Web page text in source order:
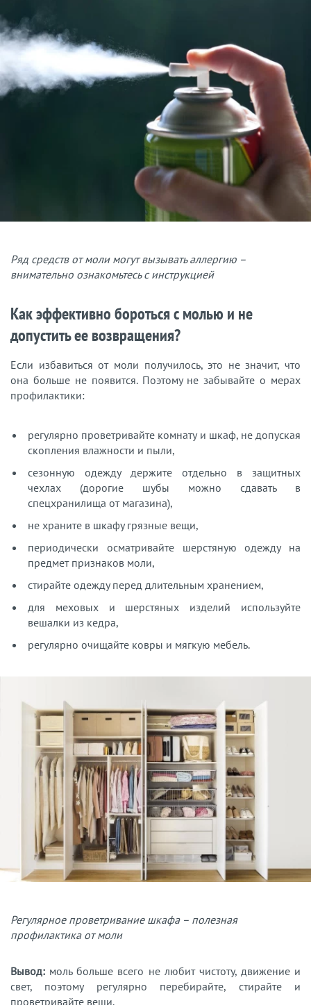
Ряд средств от моли могут вызывать аллергию –
внимательно ознакомьтесь с инструкцией
Как эффективно бороться с молью и не
допустить ее возвращения?
Если избавиться от моли получилось, это не значит, что
она больше не появится. Поэтому не забывайте о мерах
профилактики:
регулярно проветривайте комнату и шкаф, не допуская
скопления влажности и пыли,
сезонную одежду держите отдельно в защитных
чехлах (дорогие шубы можно сдавать в
спецхранилища от магазина),
не храните в шкафу грязные вещи,
периодически осматривайте шерстяную одежду на
предмет признаков моли,
стирайте одежду перед длительным хранением,
для меховых и шерстяных изделий используйте
вешалки из кедра,
регулярно очищайте ковры и мягкую мебель.
Регулярное проветривание шкафа – полезная
профилактика от моли
Вывод: моль больше всего не любит чистоту, движение и
свет, поэтому регулярно перебирайте, стирайте и
проветривайте вещи.